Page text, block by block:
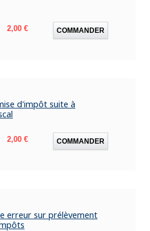
Prix
2,00 € COMMANDER
d'impôt suite à
Prix
2,00 € COMMANDER
erreur sur prélèvement